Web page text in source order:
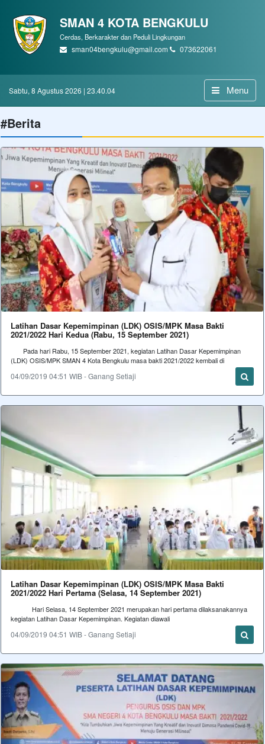
SMAN 4 KOTA BENGKULU
Cerdas, Berkarakter dan Peduli Lingkungan
sman04bengkulu@gmail.com 073622061
Sabtu, 8 Agustus 2026 | 23.40.05 Menu
#Berita
Latihan Dasar Kepemimpinan (LDK) OSIS/MPK Masa Bakti
2021/2022 Hari Kedua (Rabu, 15 September 2021)
Pada hari Rabu, 15 September 2021, kegiatan Latihan Dasar Kepemimpinan
(LDK) OSIS/MPK SMAN 4 Kota Bengkulu masa bakti 2021/2022 kembali di
04/09/2019 04:51 WIB - Ganang Setiaji
Latihan Dasar Kepemimpinan (LDK) OSIS/MPK Masa Bakti
2021/2022 Hari Pertama (Selasa, 14 September 2021)
Hari Selasa, 14 September 2021 merupakan hari pertama dilaksanakannya
kegiatan Latihan Dasar Kepemimpinan. Kegiatan diawali
04/09/2019 04:51 WIB - Ganang Setiaji